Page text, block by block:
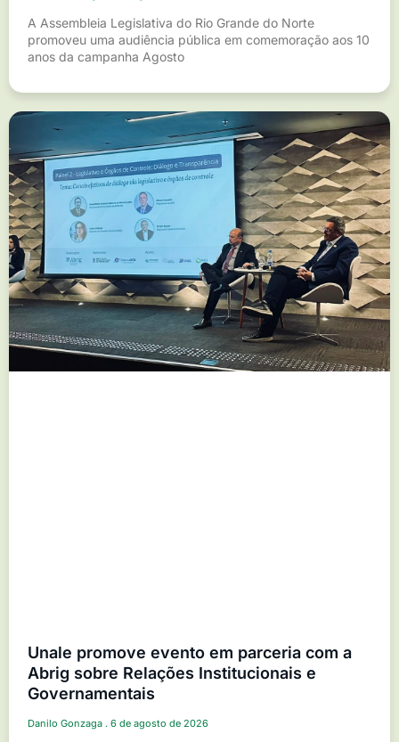
A Assembleia Legislativa do Rio Grande do Norte
promoveu uma audiência pública em comemoração aos 10
anos da campanha Agosto
Unale promove evento em parceria com a
Abrig sobre Relações Institucionais e
Governamentais
Danilo Gonzaga 6 de agosto de 2026